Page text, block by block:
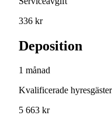
336 kr
Deposition
1 månad
Kvalificerade
5 663 kr